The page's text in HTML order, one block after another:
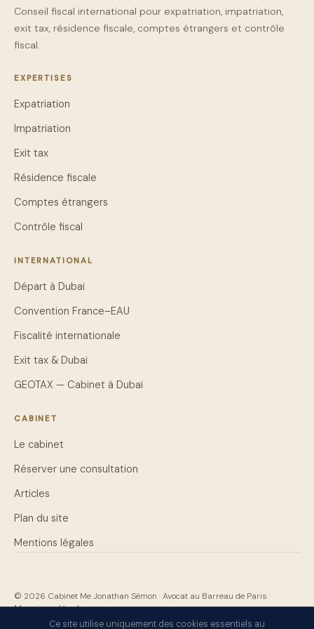
Conseil fiscal international pour expatriation, impatriation,
exit tax, résidence fiscale, comptes étrangers et contrôle
fiscal.
EXPERTISES
Expatriation
Impatriation
Exit tax
Résidence fiscale
Comptes étrangers
Contrôle fiscal
INTERNATIONAL
Départ à Dubaï
Convention France–EAU
Fiscalité internationale
Exit tax & Dubaï
GEOTAX — Cabinet à Dubaï
CABINET
Le cabinet
Réserver une consultation
Articles
Plan du site
Mentions légales
© 2026 Cabinet Me Jonathan Sémon · Avocat au Barreau de Paris ·
Mentions légales
Ce site utilise uniquement des cookies essentiels au